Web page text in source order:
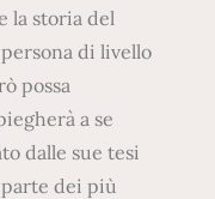
la storia del
di livello
possa
a se
dalle sue tesi
dei più